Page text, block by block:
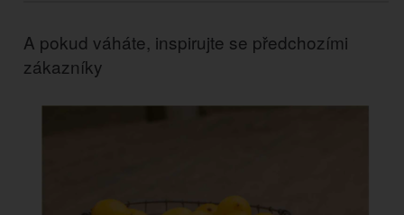
A pokud váháte, inspirujte se předchozími
zákazníky